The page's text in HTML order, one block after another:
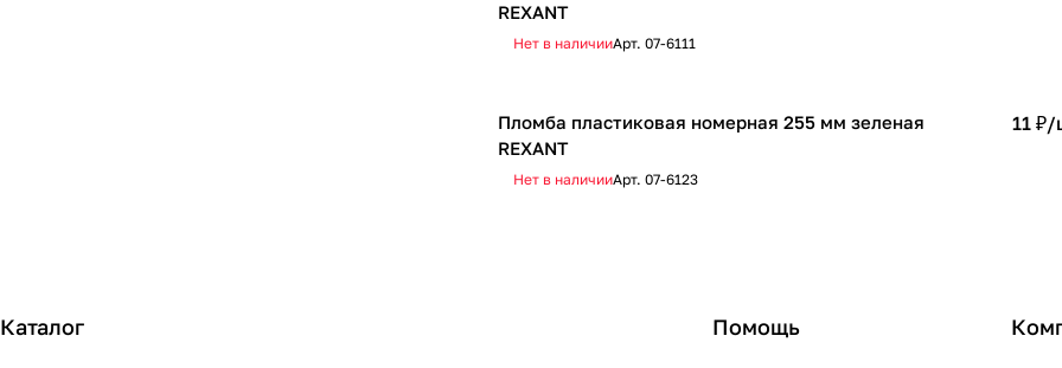
REXANT
Нет в наличииАрт. 07-6111
Пломба пластиковая номерная 255 мм зеленая
REXANT
Нет в наличииАрт. 07-6123
11 ₽/
Каталог Помощь